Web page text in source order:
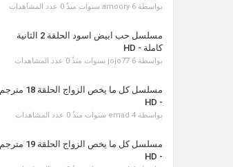
بواسطة amoory 6 سنوات منذُ 0 عدد المشاهدات
مسلسل حب ابيض اسود الحلقة 2 الثانية
كاملة - HD
بواسطة jojo77 6 سنوات منذُ 0 عدد المشاهدات
مسلسل كل ما يخص الزواج الحلقة 18 مترجم
- HD
بواسطة emad 4 سنوات منذُ 0 عدد المشاهدات
مسلسل كل ما يخص الزواج الحلقة 19 مترجم
- HD